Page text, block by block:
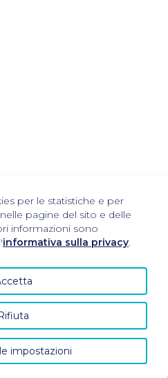
per le statistiche e per
pagine del sito e delle
informazioni sono
informativa sulla privacy.
impostazioni